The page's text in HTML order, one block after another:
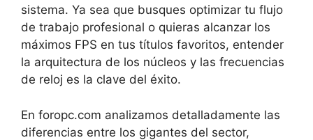
sistema. Ya sea que busques optimizar tu flujo
de trabajo profesional o quieras alcanzar los
máximos FPS en tus títulos favoritos, entender
la arquitectura de los núcleos y las frecuencias
de reloj es la clave del éxito.
En foropc.com analizamos detalladamente las
diferencias entre los gigantes del sector,